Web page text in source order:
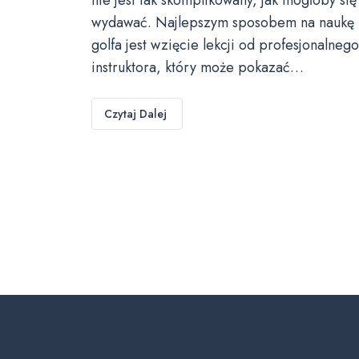
wydawać. Najlepszym sposobem na naukę
golfa jest wzięcie lekcji od profesjonalnego
instruktora, który może pokazać…
Czytaj Dalej